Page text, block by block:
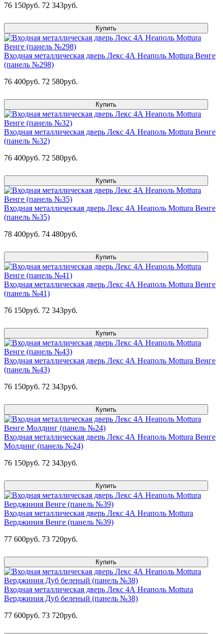
76 150руб. 72 343руб.
Купить
Входная металлическая дверь Лекс 4А Неаполь Mottura Венге
(панель №298)
76 400руб. 72 580руб.
Купить
Входная металлическая дверь Лекс 4А Неаполь Mottura Венге
(панель №32)
76 400руб. 72 580руб.
Купить
Входная металлическая дверь Лекс 4А Неаполь Mottura Венге
(панель №35)
78 400руб. 74 480руб.
Купить
Входная металлическая дверь Лекс 4А Неаполь Mottura Венге
(панель №41)
76 150руб. 72 343руб.
Купить
Входная металлическая дверь Лекс 4А Неаполь Mottura Венге
(панель №43)
76 150руб. 72 343руб.
Купить
Входная металлическая дверь Лекс 4А Неаполь Mottura Венге
Молдинг (панель №24)
76 150руб. 72 343руб.
Купить
Входная металлическая дверь Лекс 4А Неаполь Mottura
Верджиния Венге (панель №39)
77 600руб. 73 720руб.
Купить
Входная металлическая дверь Лекс 4А Неаполь Mottura
Верджиния Дуб беленый (панель №38)
77 600руб. 73 720руб.